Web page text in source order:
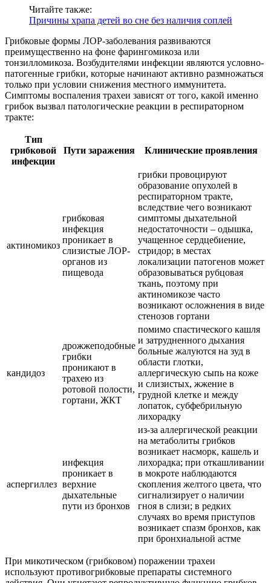
Читайте также:
Причины храпа детей во сне без наличия соплей
Грибковые формы ЛОР-заболевания развиваются
преимущественно на фоне фарингомикоза или
тонзилломикоза. Возбудителями инфекции являются условно-
патогенные грибки, которые начинают активно размножаться
только при условии снижения местного иммунитета.
Симптомы воспаления трахеи зависят от того, какой именно
грибок вызвал патологические реакции в респираторном
тракте:
Тип
грибковой
инфекции
Пути заражения Клинические проявления
актиномикоз
грибковая
инфекция
проникает в
слизистые ЛОР-
органов из
пищевода
грибки провоцируют
образование опухолей в
респираторном тракте,
вследствие чего возникают
симптомы дыхательной
недостаточности – одышка,
учащенное сердцебиение,
стридор; в местах
локализации патогенов может
образовываться рубцовая
ткань, поэтому при
актиномикозе часто
возникают осложнения в виде
стенозов гортани
кандидоз
дрожжеподобные
грибки
проникают в
трахею из
ротовой полости,
гортани, ЖКТ
помимо спастического кашля
и затрудненного дыхания
больные жалуются на зуд в
области глотки,
аллергическую сыпь на коже
и слизистых, жжение в
грудной клетке и между
лопаток, субфебрильную
лихорадку
аспергиллез
инфекция
проникает в
верхние
дыхательные
пути из бронхов
из-за аллергической реакции
на метаболиты грибков
возникает насморк, кашель и
лихорадка; при откашливании
в мокроте наблюдаются
скопления желтого цвета, что
сигнализирует о наличии
гноя в слизи; в редких
случаях во время приступов
возникает спазм бронхов, как
при бронхиальной астме
При микотическом (грибковом) поражении трахеи
используют противогрибковые препараты системного